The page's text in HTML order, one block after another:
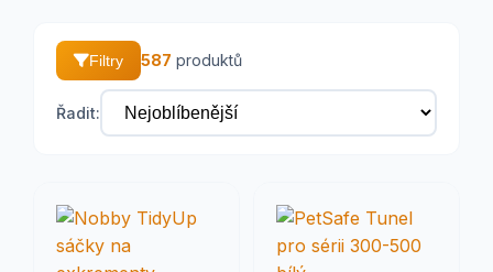
Filtry 587 produktů
Řadit: